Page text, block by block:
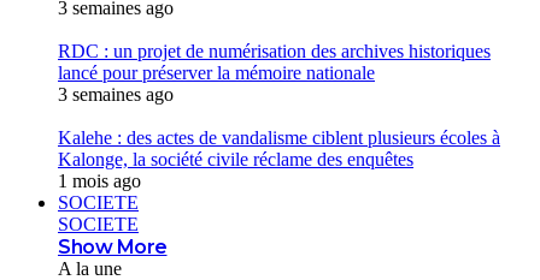
3 semaines ago
RDC : un projet de numérisation des archives historiques
lancé pour préserver la mémoire nationale
3 semaines ago
Kalehe : des actes de vandalisme ciblent plusieurs écoles à
Kalonge, la société civile réclame des enquêtes
1 mois ago
SOCIETE
SOCIETE
Show More
A la une